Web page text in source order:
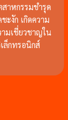
สาหกรรมชำรุด
ะงัก เกิดความ
มเชี่ยวชาญใน
ล็กทรอนิกส์